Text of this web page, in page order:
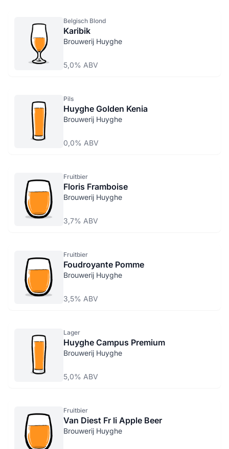
Belgisch Blond
Karibik
Brouwerij Huyghe
5,0% ABV
Pils
Huyghe Golden Kenia
Brouwerij Huyghe
0,0% ABV
Fruitbier
Floris Framboise
Brouwerij Huyghe
3,7% ABV
Fruitbier
Foudroyante Pomme
Brouwerij Huyghe
3,5% ABV
Lager
Huyghe Campus Premium
Brouwerij Huyghe
5,0% ABV
Fruitbier
Van Diest Fr li Apple Beer
Brouwerij Huyghe